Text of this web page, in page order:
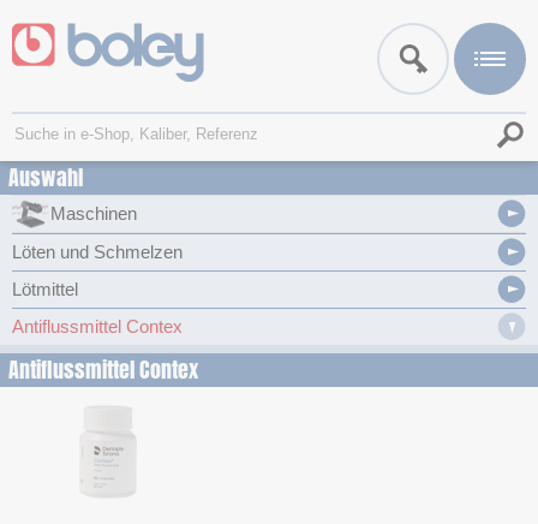
Auswahl
Maschinen
Löten und Schmelzen
Lötmittel
Antiflussmittel Contex
Antiflussmittel Contex